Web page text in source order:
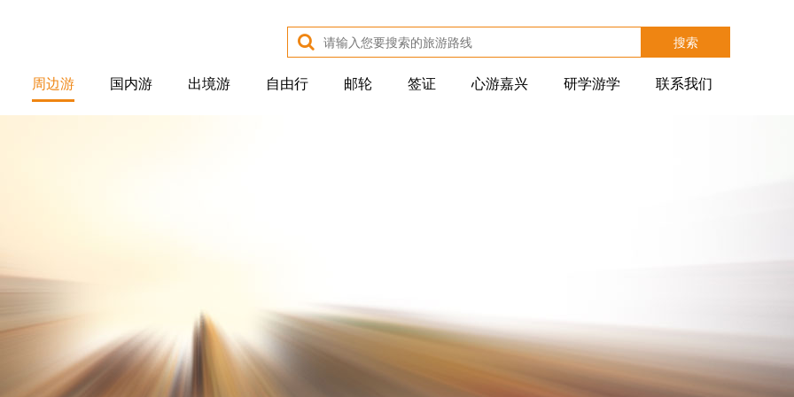
搜索
周边游 国内游 出境游 自由行 邮轮 签证 心游嘉兴 研学游学 联系我们